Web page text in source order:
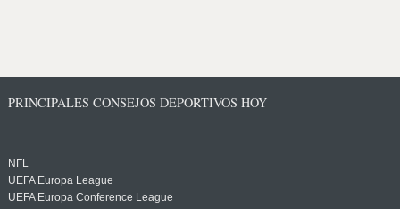
PRINCIPALES CONSEJOS DEPORTIVOS HOY
NFL
UEFA Europa League
UEFA Europa Conference League